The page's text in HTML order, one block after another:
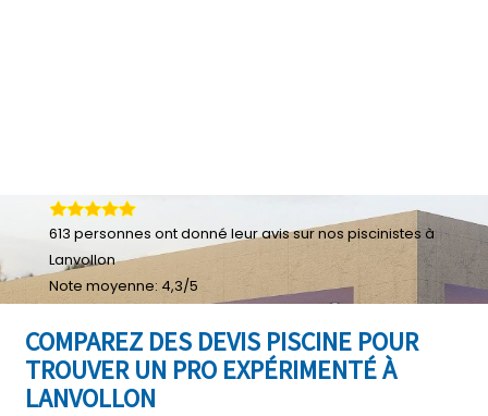
COMPAREZ DES DEVIS PISCINE POUR
TROUVER UN PRO EXPÉRIMENTÉ À
LANVOLLON
613 personnes ont donné leuravis sur nos piscinistes à
Lanvollon
Note moyenne: 4,3/5